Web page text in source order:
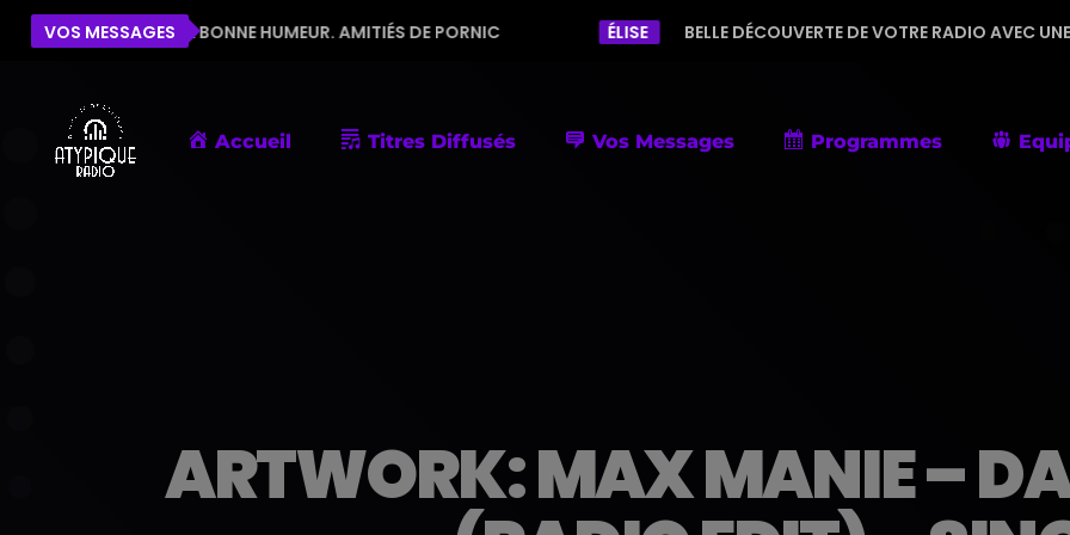
VOS MESSAGES
LA BONNE HUMEUR. AMITIÉS DE PORNIC ÉLISE BELLE DÉCOUVERTE DE VOTRE RADIO AVEC UNE
Accueil Titres Diffusés Vos Messages Programmes
ARTWORK: MAX MANIE –